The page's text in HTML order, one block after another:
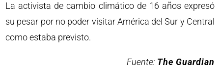
La activista de cambio climático de 16 años expresó
su pesar por no poder visitar América del Sur y Central
como estaba previsto.
Fuente: The Guardian